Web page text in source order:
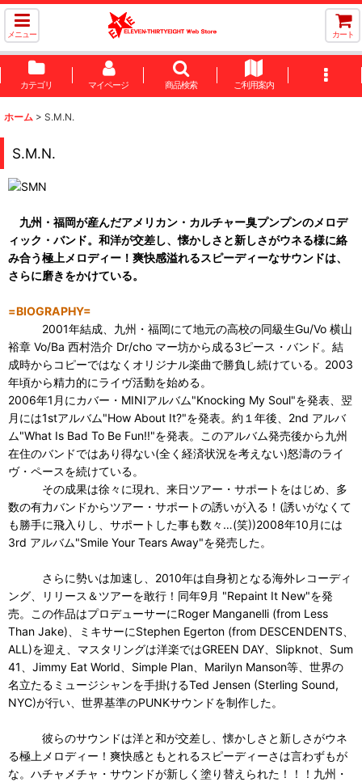
メニュー カート
カテゴリ マイページ 商品検索 ご利用案内
ホーム > S.M.N.
S.M.N.
九州・福岡が産んだアメリカン・カルチャー臭プンプンのメロデ
ィック・バンド。和洋が交差し、懐かしさと新しさがウネる様に絡
み合う極上メロディー！爽快感溢れるスピーディーなサウンドは、
さらに磨きをかけている。
=BIOGRAPHY=
2001年結成、九州・福岡にて地元の高校の同級生Gu/Vo 横山
裕章 Vo/Ba 西村浩介 Dr/cho マー坊から成る3ピース・バンド。結
成時からコピーではなくオリジナル楽曲で勝負し続けている。2003
年頃から精力的にライヴ活動を始める。
2006年1月にカバー・MINIアルバム"Knocking My Soul"を発表、翌
月には1stアルバム"How About It?"を発表。約１年後、2nd アルバ
ム"What Is Bad To Be Fun!!"を発表。このアルバム発売後から九州
在住のバンドではあり得ない(全く経済状況を考えない)怒濤のライ
ヴ・ペースを続けている。
その成果は徐々に現れ、来日ツアー・サポートをはじめ、多
数の有力バンドからツアー・サポートの誘いが入る！(誘いがなくて
も勝手に飛入りし、サポートした事も数々…(笑))2008年10月には
3rd アルバム"Smile Your Tears Away"を発売した。
さらに勢いは加速し、2010年は自身初となる海外レコーディ
ング、リリース＆ツアーを敢行！同年9月 "Repaint It New"を発
売。この作品はプロデューサーにRoger Manganelli (from Less
Than Jake)、ミキサーにStephen Egerton (from DESCENDENTS、
ALL)を迎え、マスタリングは洋楽ではGREEN DAY、Slipknot、Sum
41、Jimmy Eat World、Simple Plan、Marilyn Manson等、世界の
名立たるミュージシャンを手掛けるTed Jensen (Sterling Sound,
NYC)が行い、世界基準のPUNKサウンドを制作した。
彼らのサウンドは洋と和が交差し、懐かしさと新しさがウネ
る極上メロディー！爽快感ともとれるスピーディーさは言わずもが
な。ハチャメチャ・サウンドが新しく塗り替えられた！！！九州・